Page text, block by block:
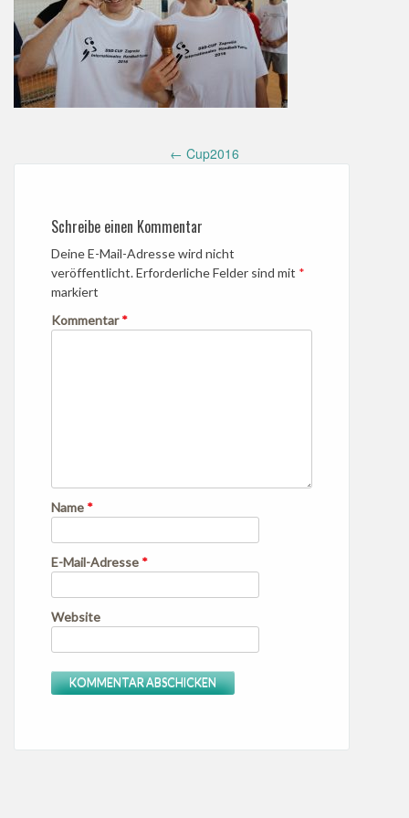
navigation
← Cup2016
Schreibe einen Kommentar
Deine E-Mail-Adresse wird nicht
veröffentlicht.Erforderliche Felder sind mit *
markiert
Kommentar*
Name *
E-Mail-Adresse *
Website